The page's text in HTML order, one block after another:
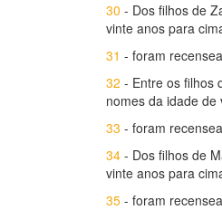
30 - Dos filhos de
vinte anos para
31 - foram
32 - Entre os filhos
nomes da idade
33 - foram
34 - Dos filhos de
vinte anos para
35 - foram